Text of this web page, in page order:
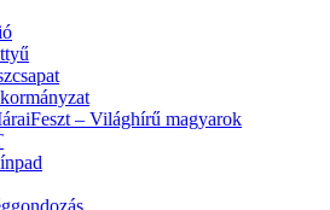
– Világhírű magyarok